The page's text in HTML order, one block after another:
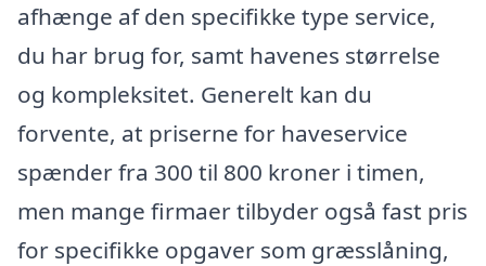
afhænge af den specifikke type service,
du har brug for, samt havenes størrelse
og kompleksitet. Generelt kan du
forvente, at priserne for haveservice
spænder fra 300 til 800 kroner i timen,
men mange firmaer tilbyder også fast pris
for specifikke opgaver som græsslåning,